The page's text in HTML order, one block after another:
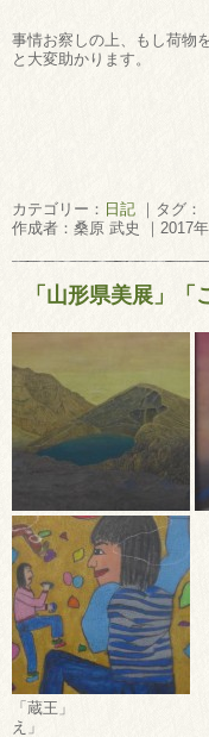
事情お察しの上、もし荷物
と大変助かります。
カテゴリー： 日記 ｜タグ：
作成者：桑原 武史 ｜2017
「山形県美展」
「蔵王」
え」 「高く